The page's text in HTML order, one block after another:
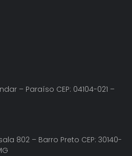
– Paraíso CEP: 04104-021 –
802 – Barro Preto CEP: 30140-